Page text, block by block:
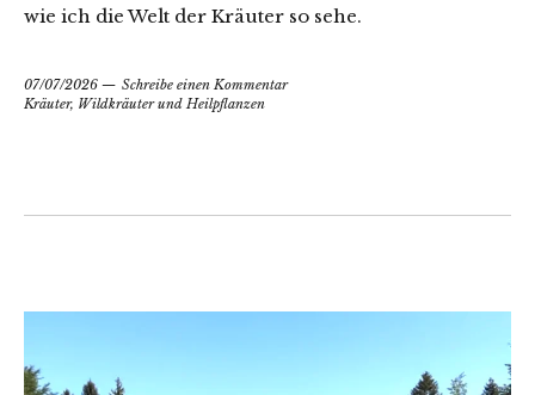
wie ich die Welt der Kräuter so sehe.
07/07/2026
Schreibe einen Kommentar
Kräuter, Wildkräuter und Heilpflanzen